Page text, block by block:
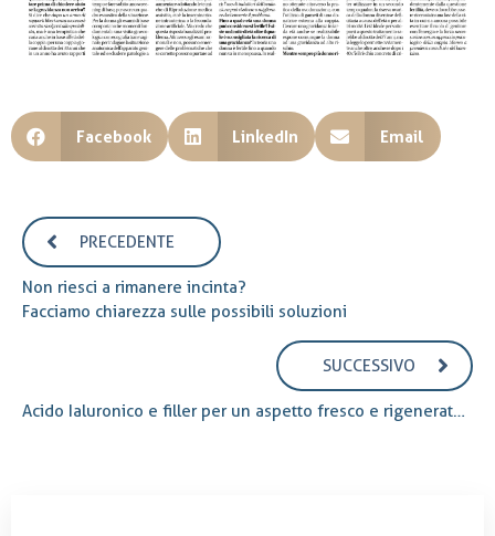
Facebook LinkedIn Email
PRECEDENTE
Non riesci a rimanere incinta?
Facciamo chiarezza sulle possibili soluzioni
SUCCESSIVO
Acido Ialuronico e filler per un aspetto fresco e rigenerato, anche in estate!